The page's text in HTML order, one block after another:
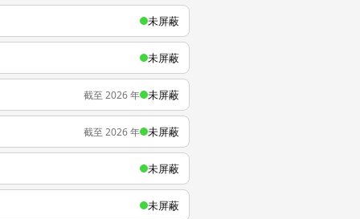
未屏蔽
未屏蔽
截至 2026 年 未屏蔽
截至 2026 年 未屏蔽
未屏蔽
未屏蔽